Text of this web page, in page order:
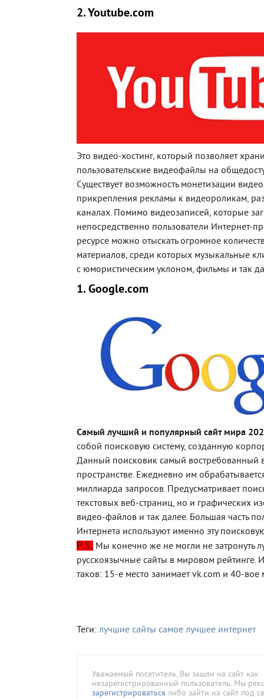
2. Youtube.com
Это видео-хостинг, который позволяет
пользовательские видеофайлы на
Существует возможность монетизации видео
прикрепления рекламы к видеороликам,
каналах. Помимо видеозаписей, которые
непосредственно пользователи Интернет-
ресурсе можно отыскать огромное
материалов, среди которых музыкальные
с юмористическим уклоном, фильмы и так
1. Google.com
Самый лучший и популярный сайт мира
собой поисковую систему, созданную
Данный поисковик самый востребованный
пространстве. Ежедневно им
миллиарда запросов. Предусматривает
текстовых веб-страниц, но и графических
видео-файлов и так далее. Большая часть
Интернета используют именно эту
P.S. Мы конечно же не могли не затронуть
русскоязычные сайты в мировом рейтинге.
таков: 15-е место занимает vk.com и 40-вое
Теги: лучшие сайты самое лучшее интернет
Уважаемый посетитель, Вы зашли на сайт как
незарегистрированный пользователь. Мы
зарегистрироваться либо зайти на сайт под